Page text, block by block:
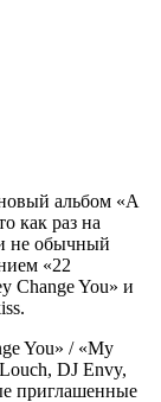
альбом «A
как раз на
не обычный
«22
Change You» и
.
You» / «My
, DJ Envy,
приглашенные